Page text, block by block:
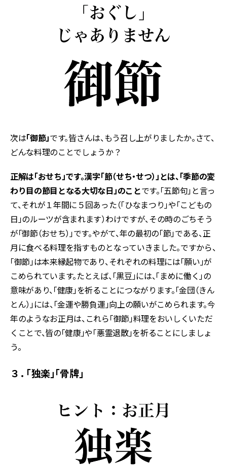
次は「御節」です。皆さんは、もう召し上がりましたか。さて、
どんな料理のことでしょうか？
正解は「おせち」です。漢字「節（せち・せつ）」とは、「季節の変
わり目の節目となる大切な日」のことです。「五節句」と言っ
て、それが１年間に５回あった（「ひなまつり」や「こどもの
日」のルーツが含まれます）わけですが、その時のごちそう
が「御節（おせち）」です。やがて、年の最初の「節」である、正
月に食べる料理を指すものとなっていきました。ですから、
「御節」は本来縁起物であり、それぞれの料理には「願い」が
こめられています。たとえば、「黒豆」には、「まめに働く」の
意味があり、「健康」を祈ることにつながります。「金団（きん
とん）」には、「金運や勝負運」向上の願いがこめられます。今
年のようなお正月は、これら「御節」料理をおいしくいただ
くことで、皆の「健康」や「悪霊退散」を祈ることにしましょ
う。
３． 「独楽」「骨牌」